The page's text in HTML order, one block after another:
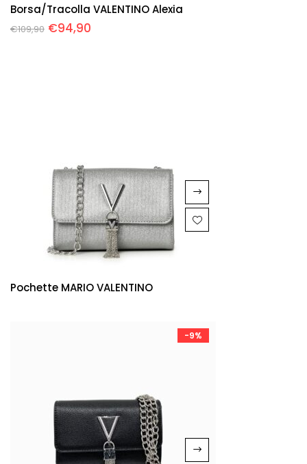
Borsa/tracolla VALENTINO Alexia
€109,90 €94,90
Pochette MARIO VALENTINO
-9%